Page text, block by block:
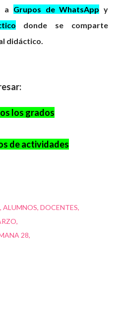
a Grupos de WhatsApp y
donde se comparte
didáctico.
los grados
de actividades
ALUMNOS DOCENTES
28